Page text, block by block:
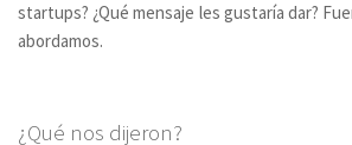
startups? ¿Qué mensaje les gustaría dar?
abordamos.
¿Qué nos dijeron?